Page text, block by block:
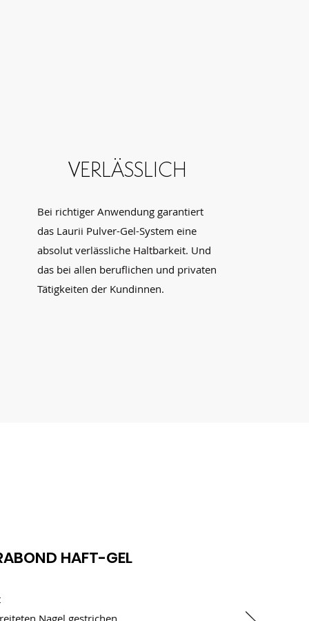
VERLÄSSLICH
Bei richtiger Anwendung garantiert
das Laurii Pulver-Gel-System eine
absolut verlässliche Haltbarkeit. Und
das bei allen beruflichen und privaten
Tätigkeiten der Kundinnen.
HAFT-GEL
Nagel gestrichen